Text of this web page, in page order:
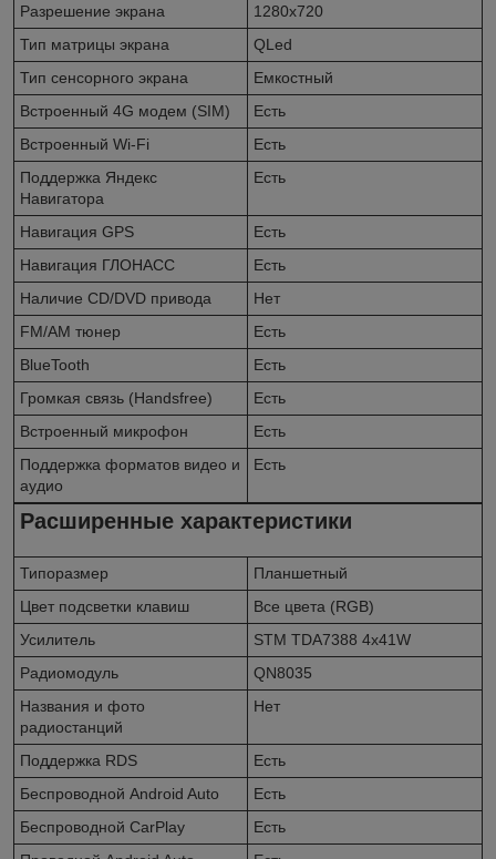
Разрешение экрана
1280x720
Тип матрицы экрана
QLed
Тип сенсорного экрана
Емкостный
Встроенный 4G модем (SIM)
Есть
Встроенный Wi-Fi
Есть
Поддержка Яндекс
Навигатора
Есть
Навигация GPS
Есть
Навигация ГЛОНАСС
Есть
Наличие CD/DVD привода
Нет
FM/AM тюнер
Есть
BlueTooth
Есть
Громкая связь (Handsfree)
Есть
Встроенный микрофон
Есть
Поддержка форматов видео и
аудио
Есть
Расширенные характеристики
Типоразмер
Планшетный
Цвет подсветки клавиш
Все цвета (RGB)
Усилитель
STM TDA7388 4x41W
Радиомодуль
QN8035
Названия и фото
радиостанций
Нет
Поддержка RDS
Есть
Беспроводной Android Auto
Есть
Беспроводной CarPlay
Есть